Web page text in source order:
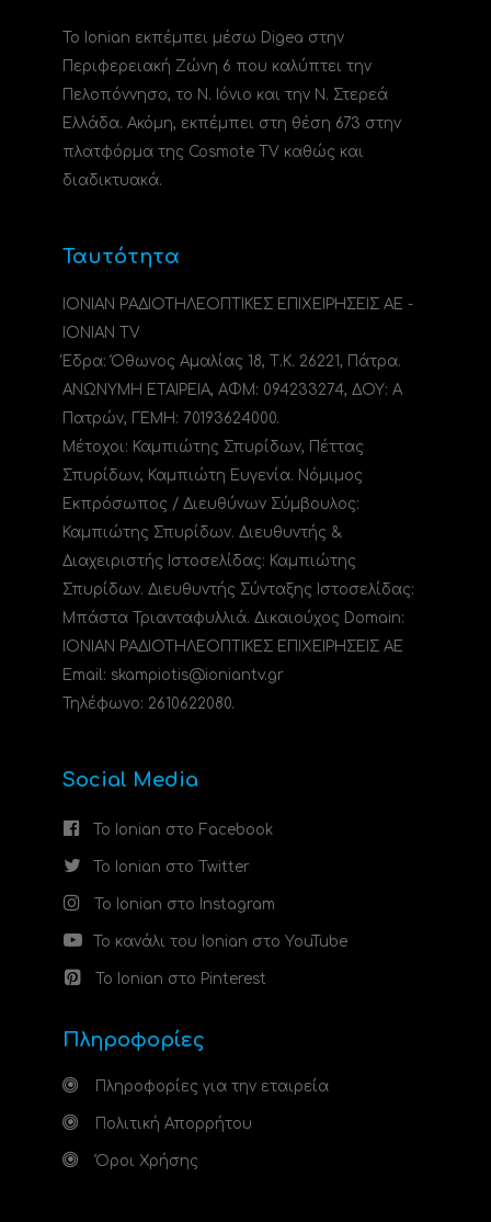
Το Ionian εκπέμπει μέσω Digea στην
Περιφερειακή Ζώνη 6 που καλύπτει την
Πελοπόννησο, το N. Ιόνιο και την Ν. Στερεά
Ελλάδα. Ακόμη, εκπέμπει στη θέση 673 στην
πλατφόρμα της Cosmote TV καθώς και
διαδικτυακά.
Ταυτότητα
ΙΟΝΙΑΝ ΡΑΔΙΟΤΗΛΕΟΠΤΙΚΕΣ ΕΠΙΧΕΙΡΗΣΕΙΣ ΑΕ -
IONIAN TV
Έδρα: Όθωνος Αμαλίας 18, Τ.Κ. 26221, Πάτρα.
ΑΝΩΝΥΜΗ ΕΤΑΙΡΕΙΑ, ΑΦΜ: 094233274, ΔΟΥ: A
Πατρών, ΓΕΜΗ: 70193624000.
Μέτοχοι: Καμπιώτης Σπυρίδων, Πέττας
Σπυρίδων, Καμπιώτη Ευγενία. Νόμιμος
Εκπρόσωπος / Διευθύνων Σύμβουλος:
Καμπιώτης Σπυρίδων. Διευθυντής &
Διαχειριστής Ιστοσελίδας: Καμπιώτης
Σπυρίδων. Διευθυντής Σύνταξης Ιστοσελίδας:
Μπάστα Τριανταφυλλιά. Δικαιούχος Domain:
ΙΟΝΙΑΝ ΡΑΔΙΟΤΗΛΕΟΠΤΙΚΕΣ ΕΠΙΧΕΙΡΗΣΕΙΣ ΑΕ
Email: skampiotis@ioniantv.gr
Τηλέφωνο: 2610622080.
Social Media
Το Ionian στο Facebook
Το Ionian στο Twitter
Το Ionian στο Instagram
Το κανάλι του Ionian στο YouTube
Το Ionian στο Pinterest
Πληροφορίες
Πληροφορίες για την εταιρεία
Πολιτική Απορρήτου
Όροι Χρήσης